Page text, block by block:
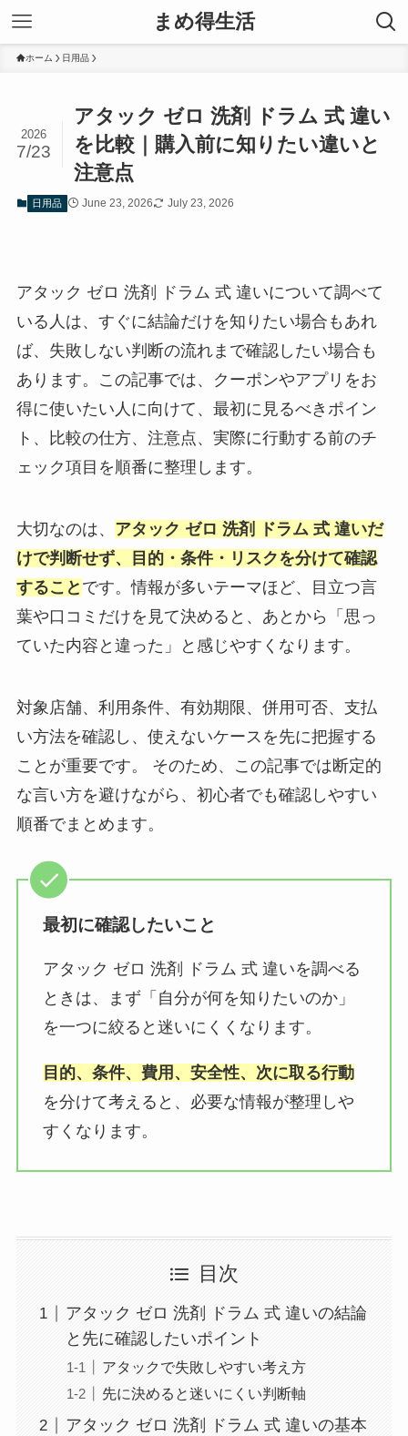
まめ得生活
ホーム 日用品
アタック ゼロ 洗剤 ドラム 式 違い
を比較｜購入前に知りたい違いと
注意点
2026
7/23
日用品 June 23, 2026 July 23, 2026
アタック ゼロ 洗剤 ドラム 式 違いについて調べて
いる人は、すぐに結論だけを知りたい場合もあれ
ば、失敗しない判断の流れまで確認したい場合も
あります。この記事では、クーポンやアプリをお
得に使いたい人に向けて、最初に見るべきポイン
ト、比較の仕方、注意点、実際に行動する前のチ
ェック項目を順番に整理します。
大切なのは、 アタック ゼロ 洗剤 ドラム 式 違いだ
けで判断せず、目的・条件・リスクを分けて確認
すること です。情報が多いテーマほど、目立つ言
葉や口コミだけを見て決めると、あとから「思っ
ていた内容と違った」と感じやすくなります。
対象店舗、利用条件、有効期限、併用可否、支払
い方法を確認し、使えないケースを先に把握する
ことが重要です。 そのため、この記事では断定的
な言い方を避けながら、初心者でも確認しやすい
順番でまとめます。
最初に確認したいこと
アタック ゼロ 洗剤 ドラム 式 違いを調べる
ときは、まず「自分が何を知りたいのか」
を一つに絞ると迷いにくくなります。
目的、条件、費用、安全性、次に取る行動
を分けて考えると、必要な情報が整理しや
すくなります。
目次
アタック ゼロ 洗剤 ドラム 式 違いの結論
と先に確認したいポイント
アタックで失敗しやすい考え方
先に決めると迷いにくい判断軸
アタック ゼロ 洗剤 ドラム 式 違いの基本